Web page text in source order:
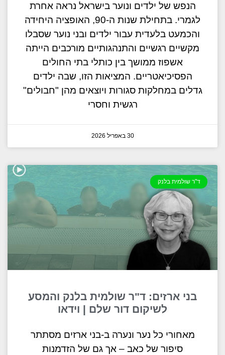
הנפש של ילדים ונוער בישראל נראה אחרת
לגמרי. בתחילת שנות ה-90, האופציה היחידה
והכמעט בלעדית עבור ילדים ובני נוער שסבלו
מקשיים רגשיים והתנהגותיים מורכבים הייתה
אשפוז ממושך בין כותלי בתי החולים
הפסיכיאטריים. המציאות הזו, שבה ילדים
גדלים במחלקות סגורות ויוצאים מהן "חבולים"
רגשית וחסרי
30 באפריל 2026
ד"ר שולמית בלנק
בני ארזים: ד"ר שולמית בלנק והמסע
לשיקום דור שלם | וידאו
מאחורי כל נער ונערה ב-בני ארזים מסתתר
סיפור של כאב – אך גם של הזדמנות